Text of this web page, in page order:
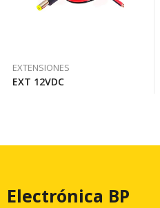
EXTENSIONES
EXT 12VDC
Electrónica BP